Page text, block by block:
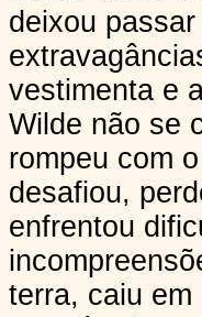
deixou
vestimenta e
Wilde não se
rompeu com
desafiou,
enfrentou
terra, caiu